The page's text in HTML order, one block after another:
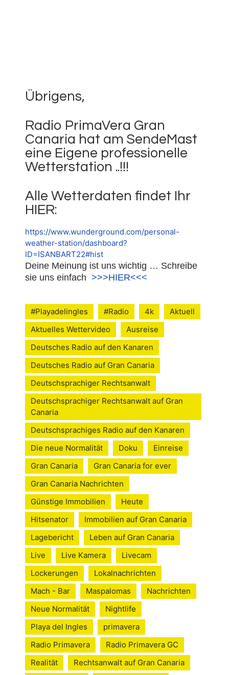
Übrigens,
Radio PrimaVera Gran
Canaria hat am SendeMast
eine Eigene professionelle
Wetterstation ..!!!
Alle Wetterdaten findet Ihr
HIER:
https://www.wunderground.com/personal-
weather-station/dashboard?
ID=ISANBART22#hist
Deine Meinung ist uns wichtig … Schreibe
sie uns einfach >>>HIER<<<
#Playadelingles #Radio 4k
Aktuell
Aktuelles Wettervideo
Ausreise
Deutsches Radio auf den Kanaren
Deutsches Radio auf Gran Canaria
Deutschsprachiger Rechtsanwalt
Deutschsprachiger Rechtsanwalt auf Gran
Canaria
Deutschsprachiges Radio auf den Kanaren
Die neue Normalität
Doku
Einreise
Gran Canaria
Gran Canaria for ever
Gran Canaria Nachrichten
Günstige Immobilien
Heute
Hitsenator
Immobilien auf Gran Canaria
Lagebericht
Leben auf Gran Canaria
Live
Live Kamera
Livecam
Lockerungen
Lokalnachrichten
Mach - Bar
Maspalomas
Nachrichten
Neue Normalität
Nightlife
Playa del Ingles
primavera
Radio Primavera
Radio Primavera GC
Realität
Rechtsanwalt auf Gran Canaria